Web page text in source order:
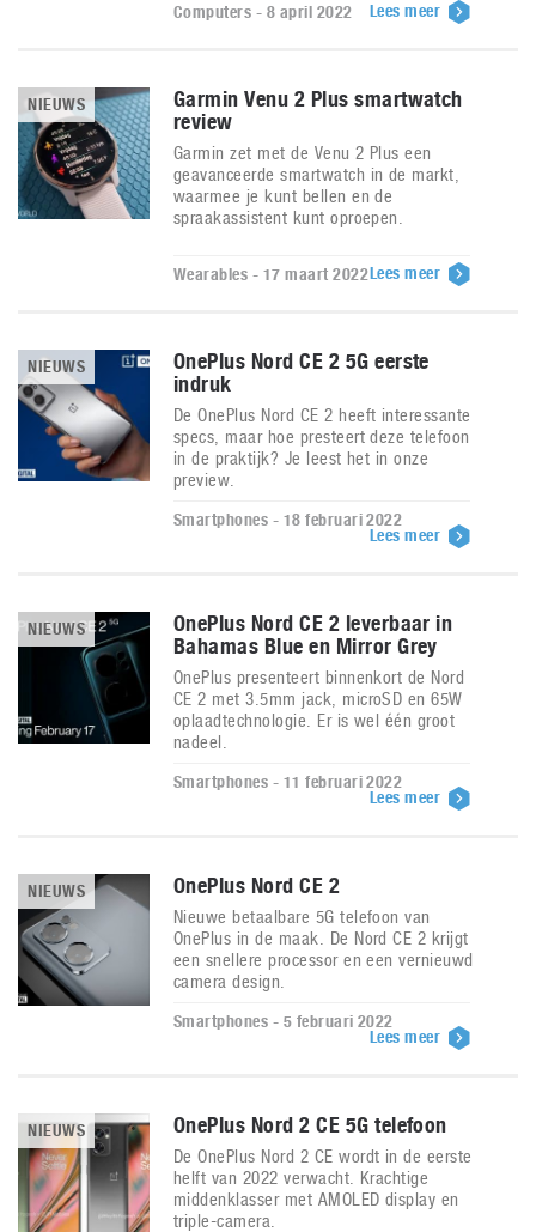
Computers - 8 april 2022 Lees meer
NIEUWS
Garmin Venu 2 Plus smartwatch
review
Garmin zet met de Venu 2 Plus een
geavanceerde smartwatch in de markt,
waarmee je kunt bellen en de
spraakassistent kunt oproepen.
Wearables - 17 maart 2022Lees meer
NIEUWS
OnePlus Nord CE 2 5G eerste
indruk
De OnePlus Nord CE 2 heeft interessante
specs, maar hoe presteert deze telefoon
in de praktijk? Je leest het in onze
preview.
Smartphones - 18 februari 2022
Lees meer
NIEUWS
OnePlus Nord CE 2 leverbaar in
Bahamas Blue en Mirror Grey
OnePlus presenteert binnenkort de Nord
CE 2 met 3.5mm jack, microSD en 65W
oplaadtechnologie. Er is wel één groot
nadeel.
Smartphones - 11 februari 2022
Lees meer
NIEUWS OnePlus Nord CE 2
Nieuwe betaalbare 5G telefoon van
OnePlus in de maak. De Nord CE 2 krijgt
een snellere processor en een vernieuwd
camera design.
Smartphones - 5 februari 2022
Lees meer
NIEUWS OnePlus Nord 2 CE 5G telefoon
De OnePlus Nord 2 CE wordt in de eerste
helft van 2022 verwacht. Krachtige
middenklasser met AMOLED display en
triple-camera.